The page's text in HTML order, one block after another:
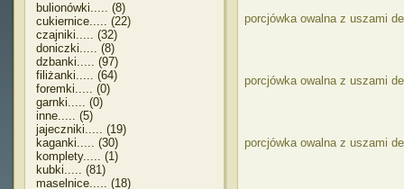
bulionówki..... (8)
cukiernice..... (22)
czajniki..... (32)
doniczki..... (8)
dzbanki..... (97)
filiżanki..... (64)
foremki..... (0)
garnki..... (0)
inne..... (5)
jajeczniki..... (19)
kaganki..... (30)
komplety..... (1)
kubki..... (81)
maselnice..... (18)
porcjówka owalna z uszami
porcjówka owalna z uszami
porcjówka owalna z uszami